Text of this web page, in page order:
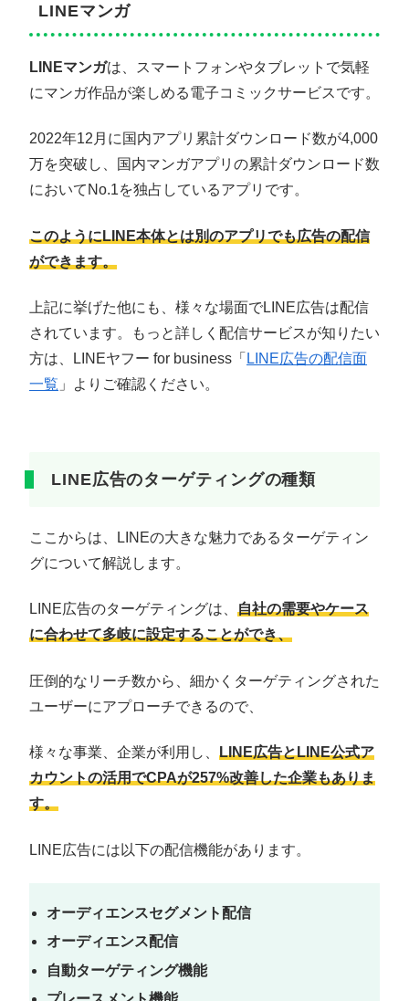
LINEマンガ
LINEマンガは、スマートフォンやタブレットで気軽
にマンガ作品が楽しめる電子コミックサービスです。
2022年12月に国内アプリ累計ダウンロード数が4,000
万を突破し、国内マンガアプリの累計ダウンロード数
においてNo.1を独占しているアプリです。
このようにLINE本体とは別のアプリでも広告の配信
ができます。
上記に挙げた他にも、様々な場面でLINE広告は配信
されています。もっと詳しく配信サービスが知りたい
方は、LINEヤフー for business「 LINE広告の配信面
一覧 」よりご確認ください。
LINE広告のターゲティングの種類
ここからは、LINEの大きな魅力であるターゲティン
グについて解説します。
LINE広告のターゲティングは、 自社の需要やケース
に合わせて多岐に設定することができ、
圧倒的なリーチ数から、細かくターゲティングされた
ユーザーにアプローチできるので、
様々な事業、企業が利用し、 LINE広告とLINE公式ア
カウントの活用でCPAが257%改善した企業もありま
す。
LINE広告には以下の配信機能があります。
オーディエンスセグメント配信
オーディエンス配信
自動ターゲティング機能